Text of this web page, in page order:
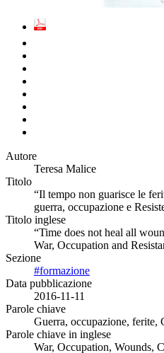
Autore
Teresa Malice
Titolo
“Il tempo non guarisce le
guerra, occupazione e
Titolo inglese
“Time does not heal all
War, Occupation and
Sezione
#formazione
Data pubblicazione
2016-11-11
Parole chiave
Guerra, occupazione, ferite,
Parole chiave in inglese
War, Occupation, Wounds,